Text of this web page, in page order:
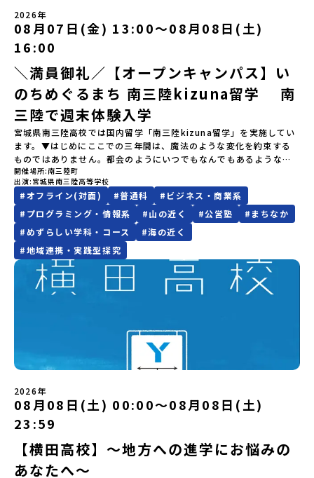
合、以下のルールに沿って対応させていただきます。ご了承くださ
い。プログラム開催日の前日＜7月27日＞から、【キャンセルのご連
絡日：お支払いいただく旅行代金】・21日目にあたる日以前：無
の前日：40％・プログラム開始日当日：50％・ご連絡無しでの不参
加またはプログラム開始後の解除：100％・催行中止について天候な
どの状況等によって開催を見合わせる可能性があります。その場合
は原則、開催日1週間前までにご連絡いたします。又、最少催行人数
に達しなかった場合は、開催日3週間前までに催行中止の旨をメール
にてご連絡いたします。・よくあるご質問その他、よくあるご質問
についてはこちらをご確認ください。運営団体について＜プログラ
ム主催：一般財団法人地域・教育魅力化プラットフォーム＞「意志
ある若者にあふれる持続可能な地域・社会をつくる」というビジョ
ンを掲げ、2017年3月に島根県に設立した教育事業団体です。日本
全国約200の高校と連携しながら、中学卒業後に地域の枠を越えて生
徒一人ひとりの夢や価値観に合った地域・学校で1〜3年間過ごすこ
とができるシステム「地域みらい留学」をはじめとした、教育事業
や地域活性モデルをつくり続けています。名 称：一般財団法人地
域・教育魅力化プラットフォーム設 立：2017年3月代表者：岩本
悠所在地：〒690-0842 島根県松江市東本町二丁目25-6 みらい
BASE2階 その他所在地公式HP：http://c-platform.or.jp/お問い
合わせ先担当：小川・小原E-mail：info@miratabi.jp「おためし
「@miratabi.jp」からのメールを受信できるよう設定をお願いいた
します。※結果に関する個別のお問合せにはお答えしておりません
ので、ご了承ください。・お申し込みについてお申込はお一人様1回
変更はできません。お申込時は、メールアドレスの入力間違いにご
注意ください。・宿泊について１室に複数(同性2～4名程度)で宿泊
いただく予定です。・食事アレルギー対応について個別の詳細なア
レルギー対応希望にはお応えしかねる場合がございます。対応が必
要な場合は必ず事前にご相談ください。・参加取消や急遽参加でき
なくなった場合について参加決定後の参加お取り消しはご遠慮下さ
い。やむを得ないお取り消しの場合はお早めに事務局までご連絡く
ださい。・キャンセルポリシーやむを得ない参加お取り消しの場
合、以下のルールに沿って対応させていただきます。ご了承くださ
い。プログラム開催日の前日＜8月2日＞から、【キャンセルのご連
絡日：お支払いいただく旅行代金】・21日目にあたる日以前：無
料・20日目-8日目：20％・7日目-2日目：30％・プログラム開始日
の前日：40％・プログラム開始日当日：50％・ご連絡無しでの不参
加またはプログラム開始後の解除：100％・催行中止について天候な
どの状況等によって開催を見合わせる可能性があります。その場合
は原則、開催日1週間前までにご連絡いたします。又、最少催行人数
に達しなかった場合は、開催日3週間前までに催行中止の旨をメール
にてご連絡いたします。・よくあるご質問その他、よくあるご質問
ある若者にあふれる持続可能な地域・社会をつくる」というビジョ
ンを掲げ、2017年3月に島根県に設立した教育事業団体です。日本
全国約200の高校と連携しながら、中学卒業後に地域の枠を越えて生
とができるシステム「地域みらい留学」をはじめとした、教育事業
や地域活性モデルをつくり続けています。名 称：一般財団法人地
域・教育魅力化プラットフォーム設 立：2017年3月代表者：岩本
悠所在地：〒690-0842 島根県松江市東本町二丁目25-6 みらい
BASE2階公式HP：http://c-platform.or.jp/お問い合わせ先担
当：小川・小原E-mail：info@miratabi.jp「おためし地域留学体
験」のプログラム開催情報を公式LINEにて配信中！ぜひご登録くだ
14:30 解散【対象】中学2年生、中学3年生【宿泊先】ペンションき
らく※1室に複数(同性2～4名程度)で宿泊いただく予定です。【旅行
代金】無料※旅行代金に含まれる費用のうち、以下の内容が無料と
なります：・宿泊費（2泊分）・プログラム内のアクティビティ・体
験費用・一部の食事代*以下の費用は参加者のご負担となります・集
合場所までの往復交通費・お土産代や自由時間の個人飲食費などの
個人的費用【募集人数】最大10名（お申し込み多数の場合は抽選の
上決定）【参加者決定】お申し込み多数の場合は、締め切り後1週間
を目途に当落結果をご連絡いたします。【申し込み締切】6月8日
(月)12：00 から 6月22日(月) 12：00まで疑問も不安もワクワクに
変える！「おためし地域留学」ステップアップ説明会プログラムの
内容を詳しく知りたい方や、お申し込みを迷われている方向けに
Zoomでのオンライン配信を行います。知りたい情報のレベルに合
わせて、以下の2つのステップをご活用ください。【STEP 1】全体
オンライン説明会（アーカイブ動画を公開中！）〜まずは「おため
し地域留学」を知りたい方へ〜日本全国20以上の地域から選んで参
加できる「おためし地域留学」の全体像や魅力について、説明会を
開催しました。中学生一人での参加にあたり、保護者様が特に気に
なる「安全面」や「事務局のサポート体制」についても詳しく解説
しています。ぜひ、ご自宅からお気軽にご視聴ください。🎬 [アーカ
イブ動画を視聴する]YouTube：
https://youtu.be/Yt8nd04aNgA?si=e5erbspvwz5O8_uF
の？」「どんなまちなの？」という疑問にお答えする詳細配信で
す。2泊3日のプログラムの中身をお伝えします。日時：6月10日(水)
19：00〜20：00内容：どんなところ？プログラム詳細解説、質疑
応答紹介地域：鹿児島県出水市・出水工業高校/北海道標津町/岩手
県八幡平市/愛媛県鬼北町＊4つの地域のプログラムを1時間でぎゅっ
とお届けします。お申し込み：https://c-
mirai.jp/events/064069お気軽にどうぞ！「はじめての一人旅だ
けど大丈夫？」「どんな体験ができるの？」そんな保護者様の不安
や、中学生のみなさんの素朴な疑問にスタッフが直接お答えしま
す。チャットでの質問も可能ですので、ぜひご自宅からリラックス
してご参加ください。▼お申し込み前に必ずご確認ください・参加
ける活動を行っています。今回のプログラムでは、この取り組みを
行う高校生たちと一緒に夕食づくりを体験。地域の食文化と向き合
っている先輩から直接話を聞くことができます🎵先輩たちとの交流
んな他にはないスペシャルな魅力がギュッと詰まった北海道標津町
でアクティビティをしたり、五感で感じるフィールドワークをしな
がら「雄大な自然と生き物」「伝統的な産業と人々の暮らし」の魅
力に触れ一緒に探求しませんか？体験のおすすめポイント体験プロ
グラム内容（予定）＜１日目＞（PM）「オリエンテーション・自己
紹介ワーク」「サーモン科学館見学」 -「鮭の聖地・しべつ」の歴
史や成り立ちを知る「夕食」 -高校生も一緒にみんなで夕食「1日
目の振り返り会」＜2日目＞（AM）「 ポー川史跡公園散策または渓
流釣り体験」 -1万年前の縄文文化に触れる -渓流釣りで自然を満
喫（PM）「地引網体験」 -地元の方との交流「自由時間：海の公
園で高校生とあそぶ！かたる！」 -高校生との交流「みんなで
BBQ・花火大会」 -さらにまちの人たちと交流＜3日目＞（AM）
「3日間の振り返りワーク」 -みんなで振り返り対話（PM） 13：
00 解散 (中標津空港 13：30頃到着)※14：50 中標津空港発 (羽田
空港16：45着)便を利用する想定※天候の状況や参加人数によってプ
ログラムを変更する場合がございます。参加概要【開催場所】北海
道標津町【実施日程】8月4日（火）〜 8月6日（木）※参加が確定し
た方には7月10日(金) 18：30～20：00に「参加者向け事前オンラ
間】中標津空港 8月6日(木) 13：30 解散【対象】中学2年生、中学3
年生【宿泊先】民宿 船長の家※1室に複数(同性2～4名程度)で宿泊
いただく予定です。【旅行代金】無料※旅行代金に含まれる費用の
ム内のアクティビティ・体験費用・一部の食事代*以下の費用は参加
者のご負担となります・集合場所までの往復交通費・お土産代や自
由時間の個人飲食費などの個人的費用【募集人数】最大10名（お申
し込み多数の場合は抽選の上決定）【参加者決定】お申し込み多数
の場合は、締め切り後1週間を目途に当落結果をご連絡いたします。
【申し込み受付期間】6月8日(月)12：00 から 6月22日(月) 12：00
まで疑問も不安もワクワクに変える！「おためし地域留学」ステッ
2026年
08月07日(金) 13:00〜08月08日(土)
16:00
＼満員御礼／【オープンキャンパス】い
のちめぐるまち 南三陸kizuna留学 南
三陸で週末体験入学
宮城県南三陸高校では国内留学「南三陸kizuna留学」を実施してい
ます。▼はじめにここでの三年間は、魔法のような変化を約束する
ものではありません。都会のようにいつでもなんでもあるような便
利さではないし、冬の寒さは少し厳しいかもしれません。何かにチ
ャレンジしようと思えば、壁にぶつかることだってあるはずです。
正直に言えば、ここは至れり尽くせりの環境ではありません。学校
のなかでも、学びのフィールドとなる南三陸町でも、日々試行錯誤
が続いています。それでも、私たちは知っています。この「ままなら
なさ」と向き合った時間が、人をいちばん強くすることを。 ここで
はあなたを、一人の新たな町民として迎えます。 お客様ではなく、
この町の未来を一緒につくり、魅力的にしていく仲間として、君を
待っています。▼週末体験入学でお伝えすること(昨年度の例)・留学
生活の拠点となる南三陸高校で授業体験・留学生の先輩たちととも
もに、留学生と地元生が説明役を務めてくれます。⚪︎これまでの先輩
方はこんなお話をしてくれました。・進路で悩んだポイント、南三
陸に決めた理由・南三陸高校に来てみて気づいたこと、変化したこ
と・地元の普通が、外から見たら特別だった話・飛び込む留学生、
迎え入れる地元生・南三陸での高校生活、実際どう？・どんな人に
おすすめ？-----はじめから強い想い、覚悟を持っていなくても、大
丈夫です。 何かやってみたい。学んでみたい。挑戦したい。素直で
小さく感じる想いでも、その一歩を、私たちは全力で応援します。
応募の場合は、3年生を優先させていただく場合がございます。※本
イベントは全国募集による留学生向けです。宮城県内の中学校に在
開催場所 南三陸町
出演 宮城県南三陸高等学校
#オフライン(対面) #普通科 # ビジネス・商業系
# プログラミング・情報系 #山の近く #公営塾 # まちなか
#めずらしい学科・コース #海の近く
#地域連携・実践型探究
2026年
08月08日(土) 00:00〜08月08日(土)
23:59
【横田高校】～地方への進学にお悩みの
あなたへ～